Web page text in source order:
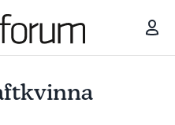
HAN ÄR LIKA STOR SOM